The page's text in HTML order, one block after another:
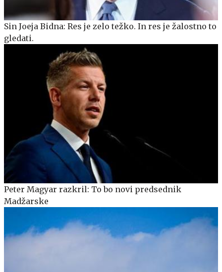
Sin Joeja Bidna: Res je zelo težko. In res je žalostno to
gledati.
Peter Magyar razkril: To bo novi predsednik
Madžarske